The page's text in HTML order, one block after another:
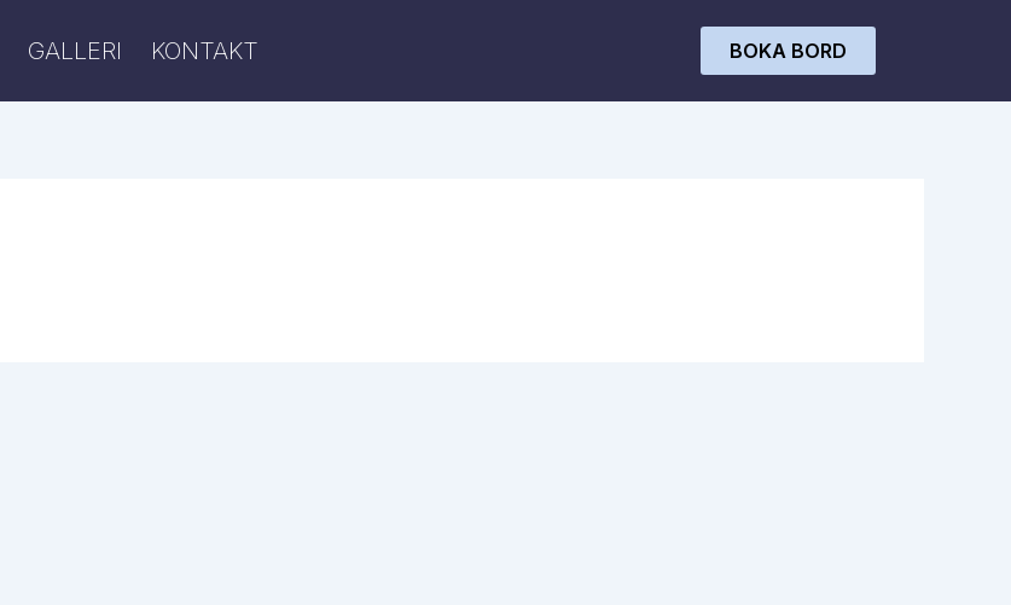
GALLERI KONTAKT BOKA BORD